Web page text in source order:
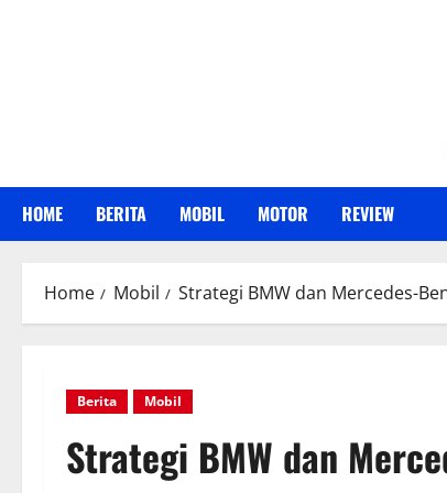
HOME BERITA MOBIL MOTOR REVIEW
Home Mobil Strategi BMW dan Mercedes-
Berita Mobil
Strategi BMW dan